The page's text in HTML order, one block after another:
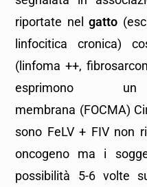
riportate nelgatto
linfocitica cronica)
(linfoma ++,
esprimono
membrana (FOCMA)
sono FeLV + FIV non
oncogeno ma i
possibilità 5-6 volte